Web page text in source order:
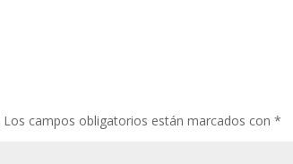
Los campos obligatorios están marcados con *